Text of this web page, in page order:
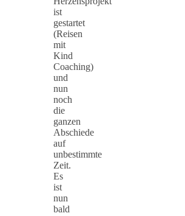
ist
gestartet
(Reisen
mit
Kind
Coaching)
und
nun
noch
die
ganzen
Abschiede
auf
unbestimmte
Zeit.
Es
ist
nun
bald